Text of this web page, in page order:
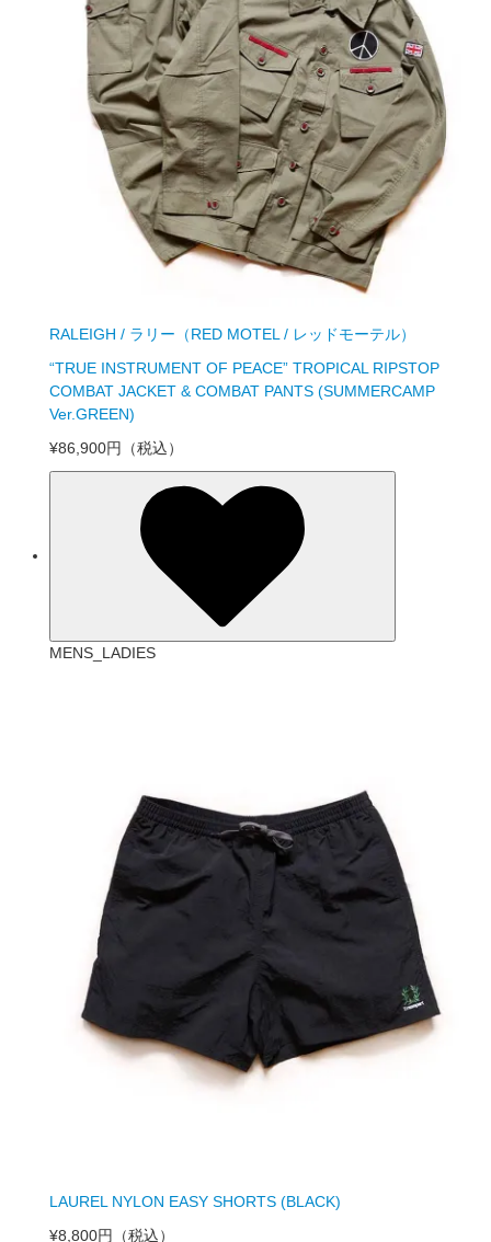
RALEIGH / ラリー（RED MOTEL / レッドモーテル）
“TRUE INSTRUMENT OF PEACE” TROPICAL RIPSTOP
COMBAT JACKET & COMBAT PANTS (SUMMERCAMP
Ver.GREEN)
¥86,900円
（税込）
MENS_LADIES
LAUREL NYLON EASY SHORTS (BLACK)
¥8,800円
（税込）